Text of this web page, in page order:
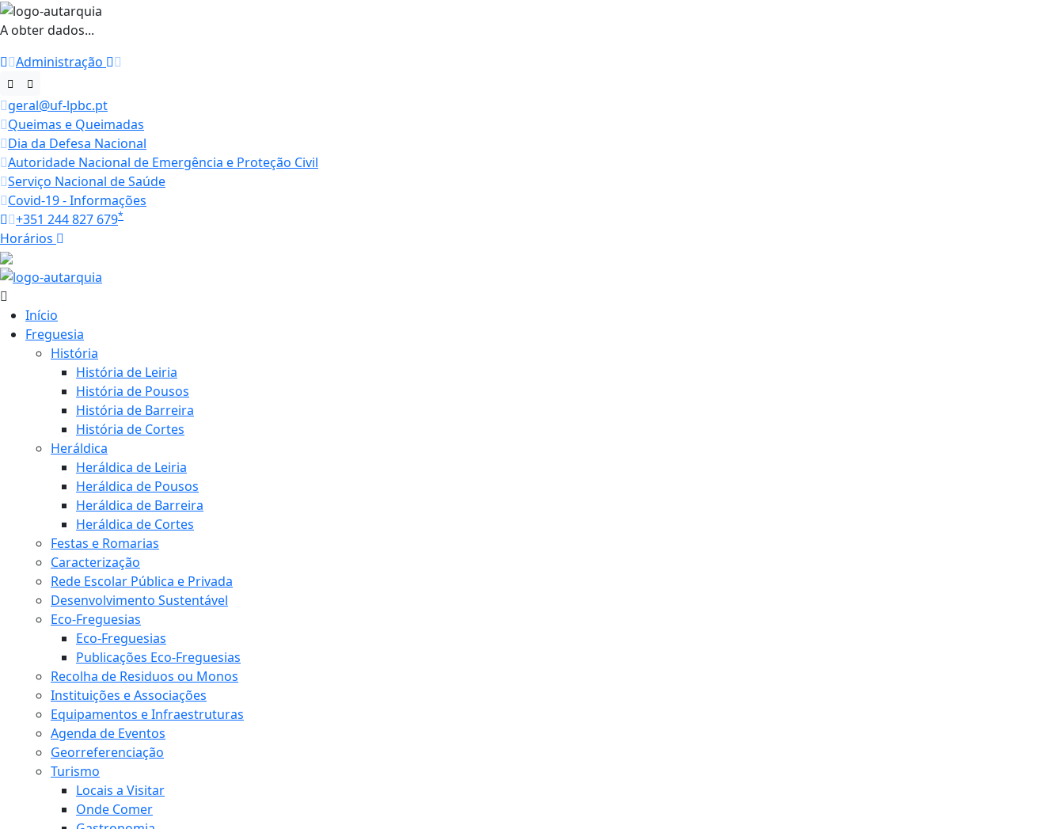
A obter dados...
Administração
geral@uf-lpbc.pt
Queimas e Queimadas
Dia da Defesa Nacional
Autoridade Nacional de Emergência e Proteção Civil
Serviço Nacional de Saúde
Covid-19 - Informações
+351 244 827 679*
Horários
Início
Freguesia
História
História de Leiria
História de Pousos
História de Barreira
História de Cortes
Heráldica
Heráldica de Leiria
Heráldica de Pousos
Heráldica de Barreira
Heráldica de Cortes
Festas e Romarias
Caracterização
Rede Escolar Pública e Privada
Desenvolvimento Sustentável
Eco-Freguesias
Eco-Freguesias
Publicações Eco-Freguesias
Recolha de Residuos ou Monos
Instituições e Associações
Equipamentos e Infraestruturas
Agenda de Eventos
Georreferenciação
Turismo
Locais a Visitar
Onde Comer